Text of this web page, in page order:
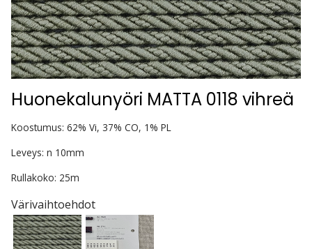
Huonekalunyöri MATTA 0118 vihreä
Koostumus: 62% Vi, 37% CO, 1% PL
Leveys: n 10mm
Rullakoko: 25m
Värivaihtoehdot